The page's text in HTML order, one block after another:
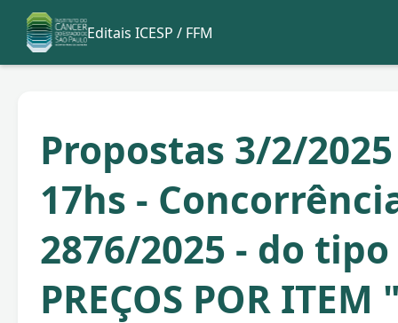
Editais ICESP / FFM
Propostas 3/2/
17hs -
2876/2025 - do tipo
PREÇOS POR ITEM